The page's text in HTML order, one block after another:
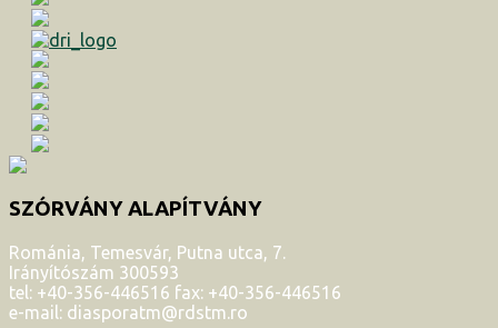
SZÓRVÁNY ALAPÍTVÁNY
Románia, Temesvár, Putna utca, 7.
Irányítószám 300593
tel: +40-356-446516 fax: +40-356-446516
e-mail: diasporatm@rdstm.ro